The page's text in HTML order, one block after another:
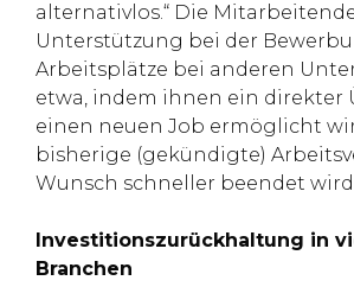
alternativlos.“ Die
Unterstützung bei der
Arbeitsplätze bei anderen
etwa, indem ihnen ein direkter
einen neuen Job ermöglicht
bisherige (gekündigte)
Wunsch schneller beendet
Investitionszurückhaltung in
Branchen